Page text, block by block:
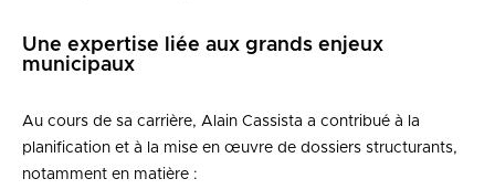
Une expertise liée aux grands enjeux
municipaux
Au cours de sa carrière, Alain Cassista a contribué à la
planification et à la mise en œuvre de dossiers structurants,
notamment en matière :